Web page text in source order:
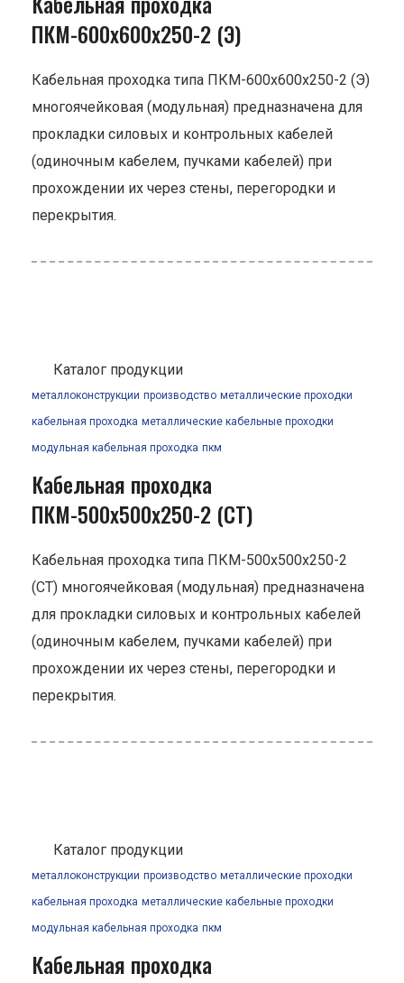
ПКМ-600х600х250-2 (Э)
Кабельная проходка типа ПКМ-600х600х250-2 (Э)
многоячейковая (модульная) предназначена для
прокладки силовых и контрольных кабелей
(одиночным кабелем, пучками кабелей) при
прохождении их через стены, перегородки и
перекрытия.
Каталог продукции
металлоконструкции производство металлические проходки
кабельная проходка металлические кабельные проходки
модульная кабельная проходка пкм
Кабельная проходка
ПКМ-500х500х250-2 (СТ)
Кабельная проходка типа ПКМ-500х500х250-2
(СТ) многоячейковая (модульная) предназначена
для прокладки силовых и контрольных кабелей
(одиночным кабелем, пучками кабелей) при
прохождении их через стены, перегородки и
перекрытия.
Каталог продукции
металлоконструкции производство металлические проходки
кабельная проходка металлические кабельные проходки
модульная кабельная проходка пкм
Кабельная проходка